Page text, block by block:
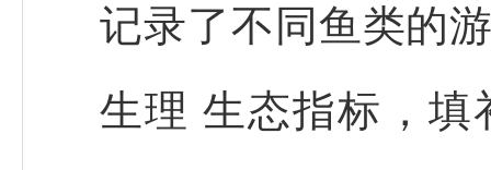
记录了不同鱼类的
生理 生态指标，填